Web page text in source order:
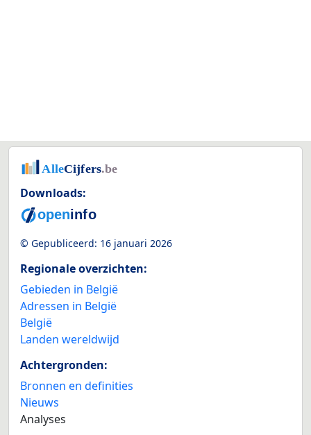
Downloads:
© Gepubliceerd: 16 januari 2026
Regionale overzichten:
Gebieden in België
Adressen in België
België
Landen wereldwijd
Achtergronden:
Bronnen en definities
Nieuws
Analyses